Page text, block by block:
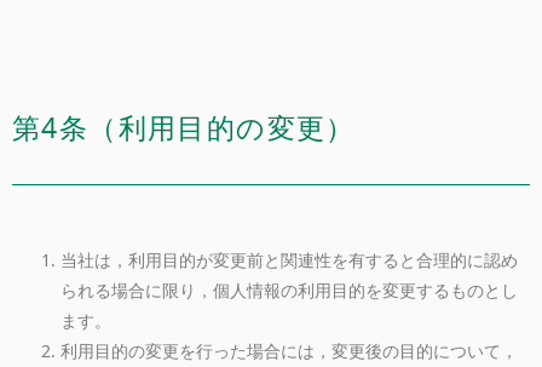
第4条（利用目的の変更）
当社は，利用目的が変更前と関連性を有すると合理的に認め
られる場合に限り，個人情報の利用目的を変更するものとし
ます。
利用目的の変更を行った場合には，変更後の目的について，